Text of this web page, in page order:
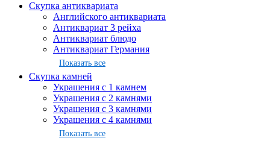
Скупка антиквариата
Английского антиквариата
Антиквариат 3 рейха
Антиквариат блюдо
Антиквариат Германия
Показать все
Скупка камней
Украшения с 1 камнем
Украшения с 2 камнями
Украшения с 3 камнями
Украшения с 4 камнями
Показать все